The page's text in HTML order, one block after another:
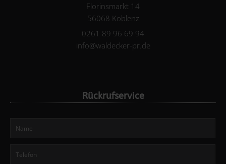
Florinsmarkt 14
56068 Koblenz
0261 89 96 69 94
info@waldecker-pr.de
Rückrufservice